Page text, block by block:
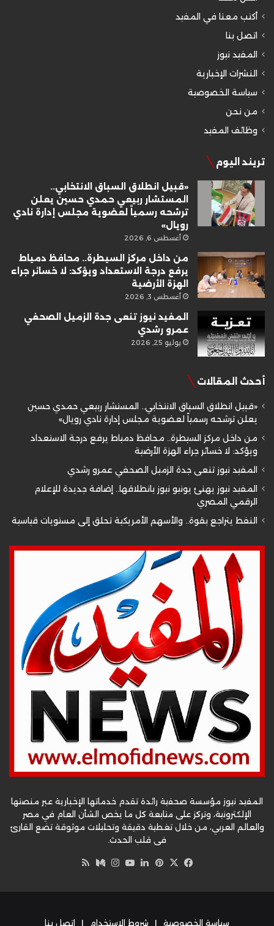
أكتب معنا في المفيد
اتصل بنا
المفيد نيوز
النشرات الإخبارية
سياسة الخصوصية
من نحن
وظائف المفيد
تريند اليوم
«قبيل انطلاق السباق الانتخابي..
المستشار ربيعي حمدي حسين يعلن
ترشحه رسمياً لعضوية مجلس إدارة نادي
رويال»
أغسطس 6, 2026
من داخل مركز السيطرة.. محافظ دمياط
يرفع درجة الاستعداد ويؤكد: لا خسائر جراء
الهزة الأرضية
أغسطس 3, 2026
المفيد نيوز تنعى جدة الزميل الصحفي
عمرو رشدي
يوليو 25, 2026
أحدث المقالات
«قبيل انطلاق السباق الانتخابي.. المستشار ربيعي حمدي حسين
يعلن ترشحه رسمياً لعضوية مجلس إدارة نادي رويال»
من داخل مركز السيطرة.. محافظ دمياط يرفع درجة الاستعداد
ويؤكد: لا خسائر جراء الهزة الأرضية
المفيد نيوز تنعى جدة الزميل الصحفي عمرو رشدي
المفيد نيوز يهنئ يونيو نيوز بانطلاقها.. إضافة جديدة للإعلام
الرقمي المصري
النفط يتراجع بقوة.. والأسهم الأمريكية تحلق إلى مستويات قياسية
المفيد نيوز مؤسسة صحفية رائدة تقدم خدماتها الإخبارية عبر منصتها
الإلكترونية، وتركز على متابعة كل ما يخص الشأن العام في مصر
والعالم العربي، من خلال تغطية دقيقة وتحليلات موثوقة تضع القارئ
في قلب الحدث.
فيسبوك
‫X بينتيريست
لينكدإن‫YouTube
انستقرام
وسط
سياسة الخصوصية | شروط الاستخدام | اتصل بنا